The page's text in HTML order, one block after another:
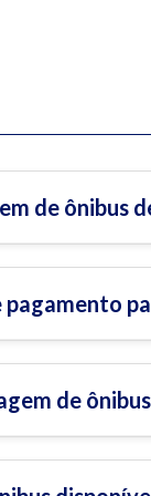
de ônibus
de